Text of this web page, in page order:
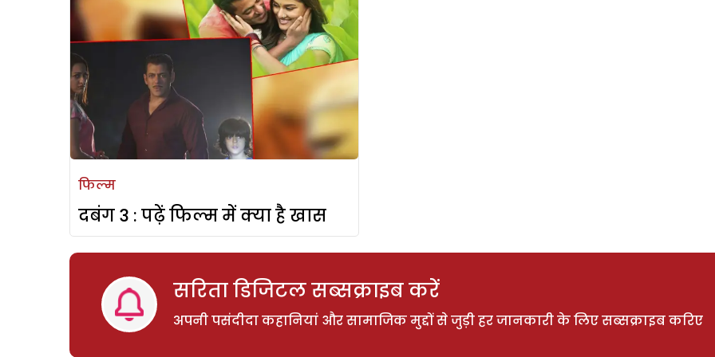
फिल्म
दबंग 3 : पढ़ें फिल्म में क्या है खास
सरिता डिजिटल सब्सक्राइब करें
अपनी पसंदीदा कहानियां और सामाजिक मुद्दों से जुड़ी हर जानकारी के लिए सब्सक्राइब करिए